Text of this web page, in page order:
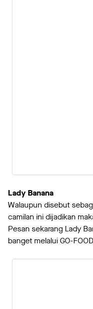
Lady Banana
Walaupun disebut
camilan ini dijadikan
Pesan sekarang Lady
banget melalui GO-